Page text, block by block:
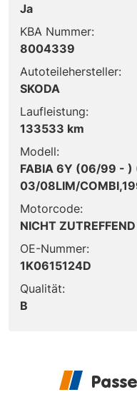
Ja
KBA Nummer:
8004339
Autoteilehersteller:
SKODA
Laufleistung:
133533 km
Modell:
FABIA 6Y (06/99 -
03/08LIM/
Motorcode:
NICHT ZUTREFFEND
OE-Nummer:
1K0615124D
Qualität:
B